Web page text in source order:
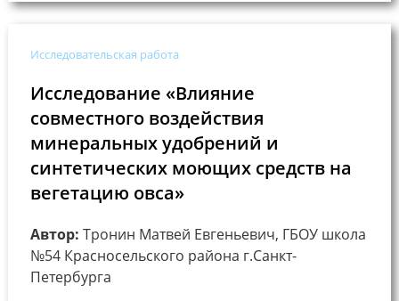
Исследовательская работа
Исследование «Влияние
совместного воздействия
минеральных удобрений и
синтетических моющих средств на
вегетацию овса»
Автор: Тронин Матвей Евгеньевич, ГБОУ школа
№54 Красносельского района г.Санкт-
Петербурга